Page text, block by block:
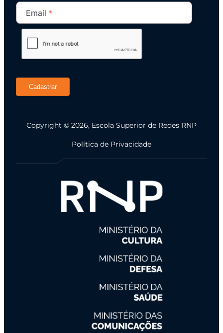
Email
Cadastrar
Copyright © 2026, Escola Superior de Redes RNP
Política de Privacidade